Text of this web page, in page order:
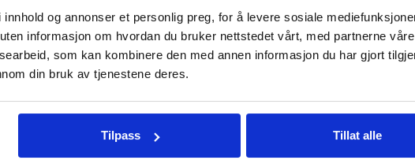
og annonser et personlig preg, for å levere sosiale
informasjon om hvordan du bruker nettstedet vårt, med partnerne
som kan kombinere den med annen informasjon du har gjort
din bruk av tjenestene deres.
Tilpass Tillat alle
5.0 4.5
Therese
5. juni 2026 EL Eva Kristin Lunde
28. mai 2026